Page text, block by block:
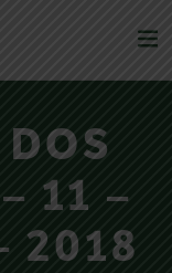
11 –
2018